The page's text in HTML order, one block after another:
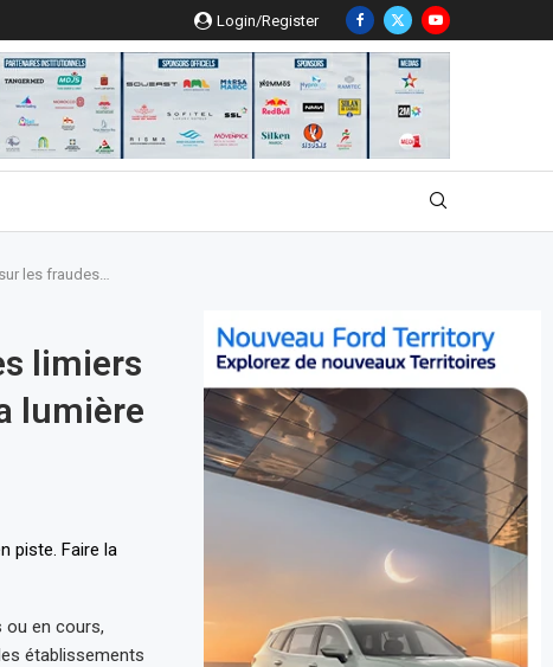
Login/Register
les fraudes…
limiers
lumière
ou en cours,
établissements